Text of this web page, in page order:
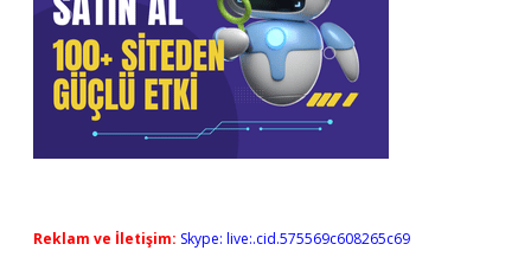
Reklam ve İletişim: Skype: live:.cid.575569c608265c69